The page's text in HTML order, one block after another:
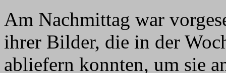
Am Nachmittag war
ihrer Bilder, die in der
abliefern konnten, um sie